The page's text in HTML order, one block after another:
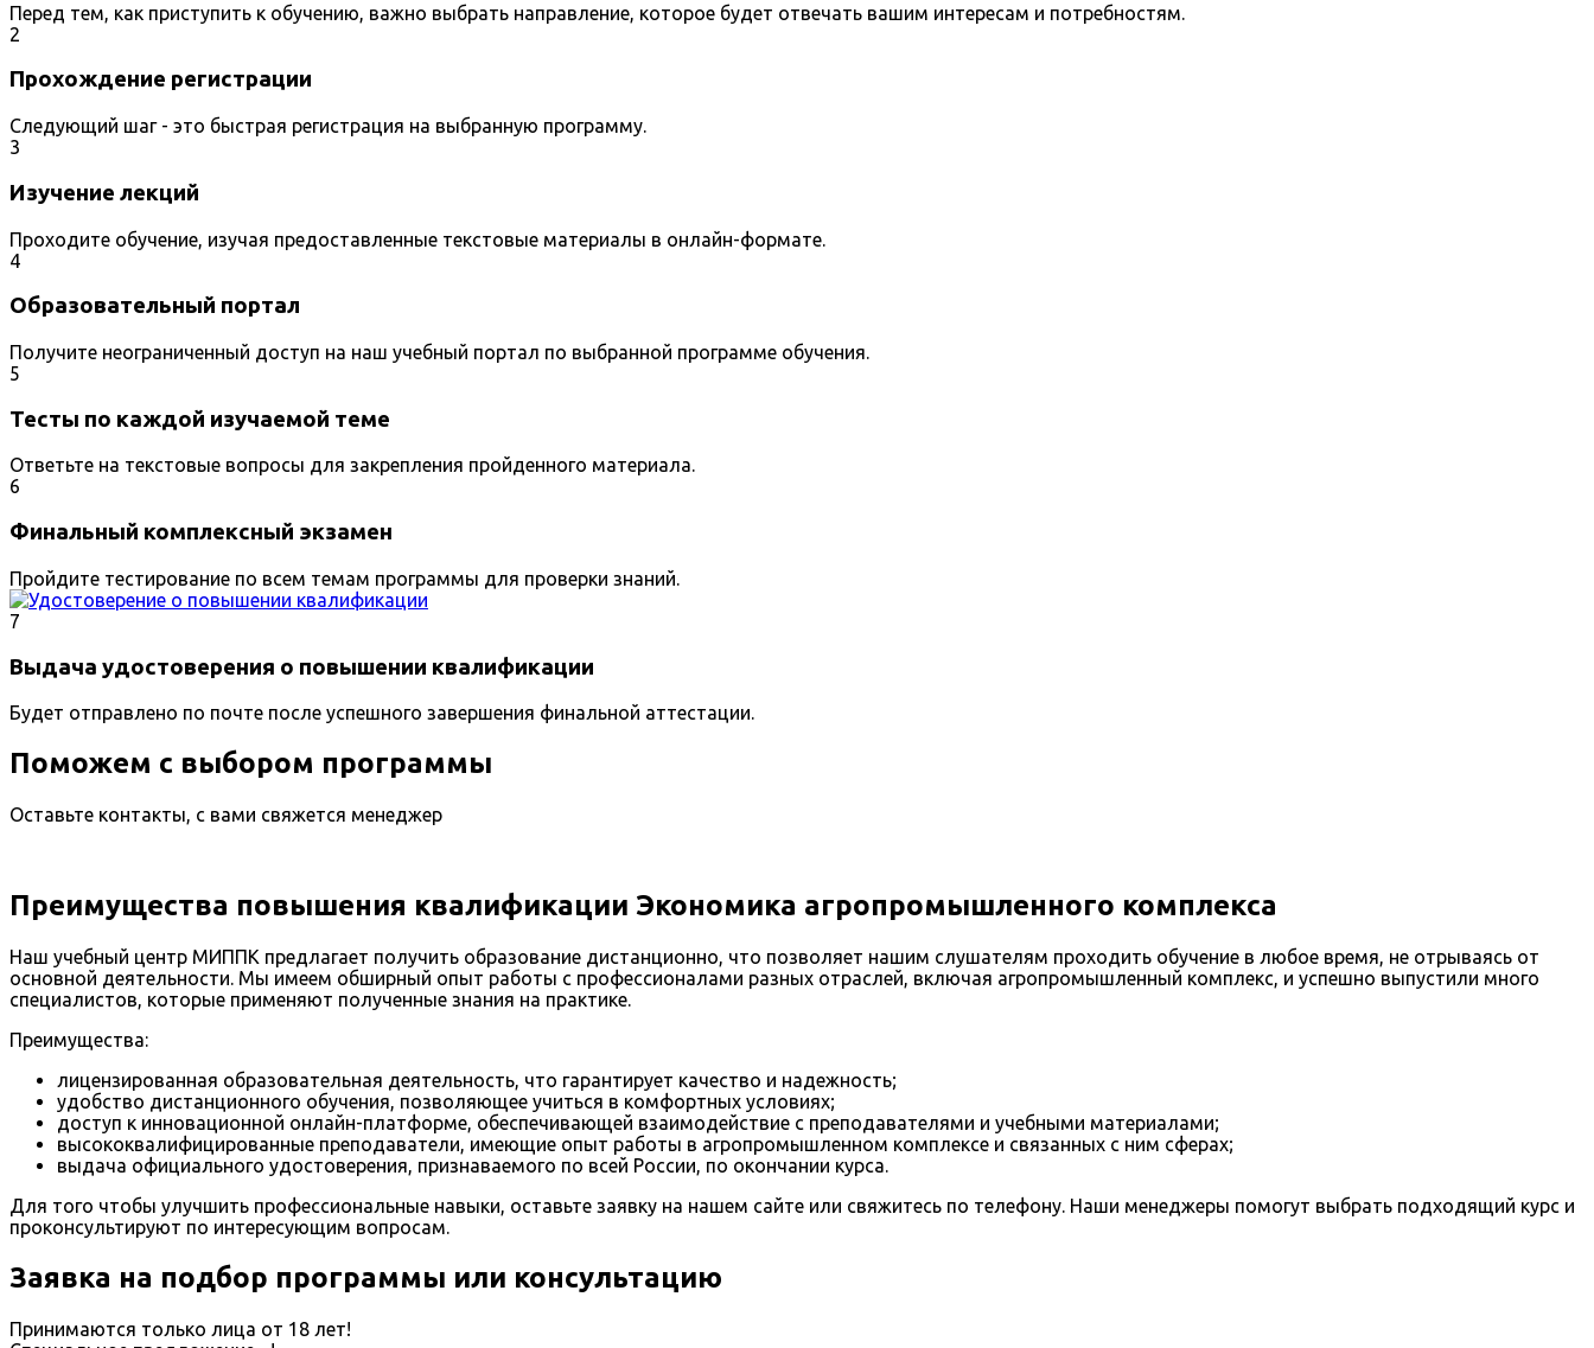
Перед тем, как приступить к обучению, важно выбрать направление, которое будет отвечать вашим интересам и потребностям.
2
Прохождение регистрации
Следующий шаг - это быстрая регистрация на выбранную программу.
3
Изучение лекций
Проходите обучение, изучая предоставленные текстовые материалы в онлайн-формате.
4
Образовательный портал
Получите неограниченный доступ на наш учебный портал по выбранной программе обучения.
5
Тесты по каждой изучаемой теме
Ответьте на текстовые вопросы для закрепления пройденного материала.
6
Финальный комплексный экзамен
Пройдите тестирование по всем темам программы для проверки знаний.
7
Выдача удостоверения о повышении квалификации
Будет отправлено по почте после успешного завершения финальной аттестации.
Поможем с выбором программы
Оставьте контакты, с вами свяжется менеджер
Преимущества повышения квалификации Экономика агропромышленного комплекса
Наш учебный центр МИППК предлагает получить образование дистанционно, что позволяет нашим слушателям проходить обучение в любое время, не отрываясь от
основной деятельности. Мы имеем обширный опыт работы с профессионалами разных отраслей, включая агропромышленный комплекс, и успешно выпустили много
специалистов, которые применяют полученные знания на практике.
Преимущества:
лицензированная образовательная деятельность, что гарантирует качество и надежность;
удобство дистанционного обучения, позволяющее учиться в комфортных условиях;
доступ к инновационной онлайн-платформе, обеспечивающей взаимодействие с преподавателями и учебными материалами;
высококвалифицированные преподаватели, имеющие опыт работы в агропромышленном комплексе и связанных с ним сферах;
выдача официального удостоверения, признаваемого по всей России, по окончании курса.
Для того чтобы улучшить профессиональные навыки, оставьте заявку на нашем сайте или свяжитесь по телефону. Наши менеджеры помогут выбрать подходящий курс и
проконсультируют по интересующим вопросам.
Заявка на подбор программы или консультацию
Принимаются только лица от 18 лет!